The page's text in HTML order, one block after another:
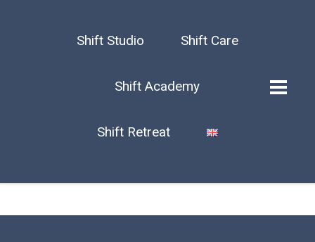
Shift Studio Shift Care
Shift Academy
Shift Retreat